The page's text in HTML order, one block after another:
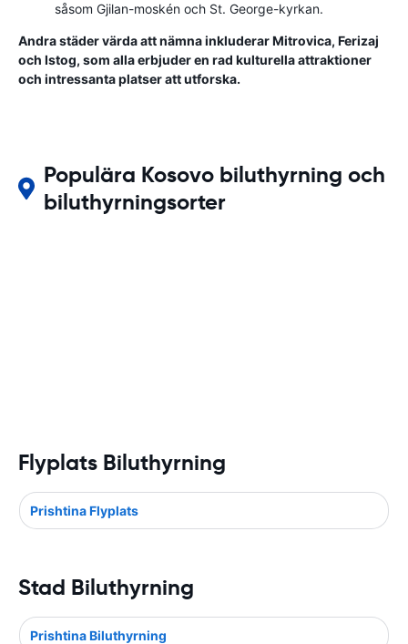
såsom Gjilan-moskén och St. George-kyrkan.
Andra städer värda att nämna inkluderar Mitrovica, Ferizaj
och Istog, som alla erbjuder en rad kulturella attraktioner
och intressanta platser att utforska.
Populära Kosovo biluthyrning och
biluthyrningsorter
Flyplats Biluthyrning
Prishtina Flyplats
Stad Biluthyrning
Prishtina Biluthyrning